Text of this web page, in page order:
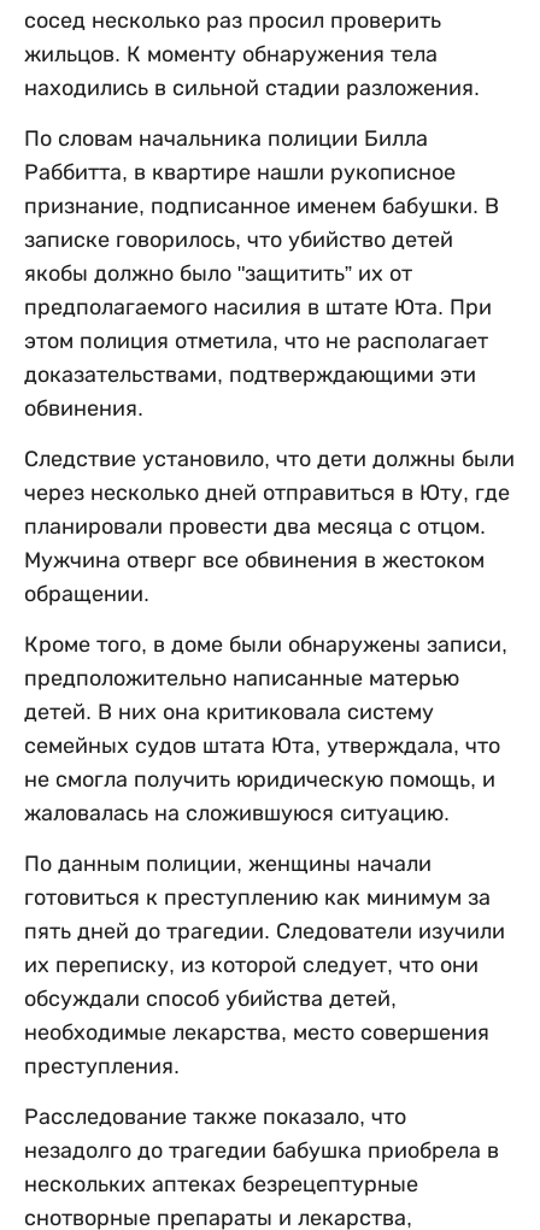
сосед несколько раз просил проверить
жильцов. К моменту обнаружения тела
находились в сильной стадии разложения.
По словам начальника полиции Билла
Раббитта, в квартире нашли рукописное
признание, подписанное именем бабушки. В
записке говорилось, что убийство детей
якобы должно было "защитить” их от
предполагаемого насилия в штате Юта. При
этом полиция отметила, что не располагает
доказательствами, подтверждающими эти
обвинения.
Следствие установило, что дети должны были
через несколько дней отправиться в Юту, где
планировали провести два месяца с отцом.
Мужчина отверг все обвинения в жестоком
обращении.
Кроме того, в доме были обнаружены записи,
предположительно написанные матерью
детей. В них она критиковала систему
семейных судов штата Юта, утверждала, что
не смогла получить юридическую помощь, и
жаловалась на сложившуюся ситуацию.
По данным полиции, женщины начали
готовиться к преступлению как минимум за
пять дней до трагедии. Следователи изучили
их переписку, из которой следует, что они
обсуждали способ убийства детей,
необходимые лекарства, место совершения
преступления.
Расследование также показало, что
незадолго до трагедии бабушка приобрела в
нескольких аптеках безрецептурные
снотворные препараты и лекарства,